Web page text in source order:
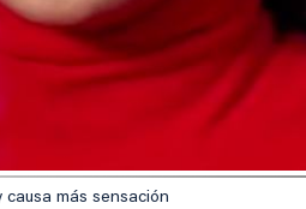
más sensación